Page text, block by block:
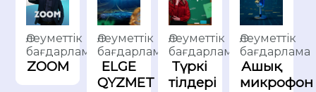
Әлеуметтік
бағдарлама
ZOOM
Әлеуметтік
бағдарлама
ELGE
QYZMET
Әлеуметтік
бағдарлама
Түркі
тілдері
Әлеуметтік
бағдарлама
Ашық
микрофон